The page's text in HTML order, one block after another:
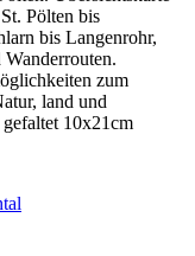
Pölten bis
bis Langenrohr,
zum
land und
10x21cm